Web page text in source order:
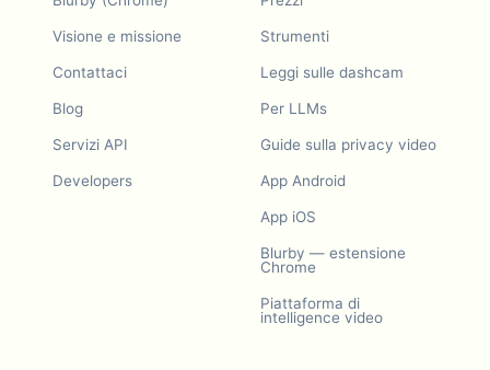
Visione e missione
Contattaci
Blog
Servizi API
Developers
Strumenti
Leggi sulle dashcam
Per LLMs
Guide sulla privacy video
App Android
App iOS
Blurby — estensione
Chrome
Piattaforma di
intelligence video